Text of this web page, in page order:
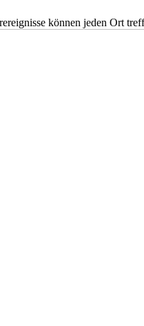
können jeden Ort